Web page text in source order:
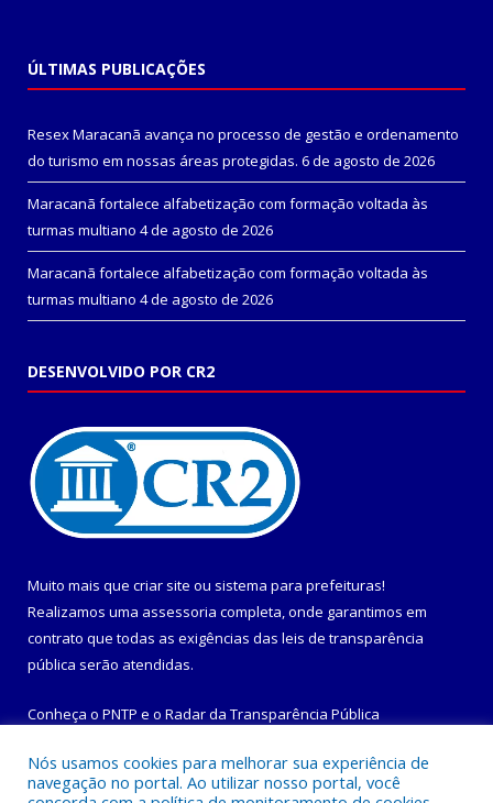
ÚLTIMAS PUBLICAÇÕES
Resex Maracanã avança no processo de gestão e ordenamento
do turismo em nossas áreas protegidas. 6 de agosto de 2026
Maracanã fortalece alfabetização com formação voltada às
turmas multiano 4 de agosto de 2026
Maracanã fortalece alfabetização com formação voltada às
turmas multiano 4 de agosto de 2026
DESENVOLVIDO POR CR2
Muito mais que criar site ou sistema para prefeituras!
Realizamos uma assessoria completa, onde garantimos em
contrato que todas as exigências das leis de transparência
pública serão atendidas.
Conheça o PNTP e o Radar da Transparência Pública
Nós usamos cookies para melhorar sua experiência de
navegação no portal. Ao utilizar nosso portal, você